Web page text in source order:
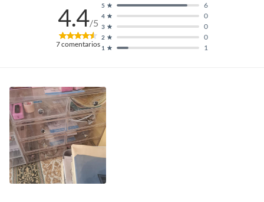
4.4/5
7comentarios 1 1
2 0
3 0
4 0
5 6